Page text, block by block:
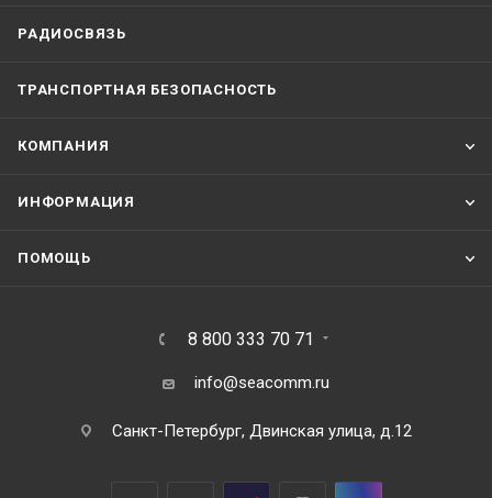
РАДИОСВЯЗЬ
ТРАНСПОРТНАЯ БЕЗОПАСНОСТЬ
КОМПАНИЯ
ИНФОРМАЦИЯ
ПОМОЩЬ
8 800 333 70 71
info@seacomm.ru
Санкт-Петербург, Двинская улица, д.12